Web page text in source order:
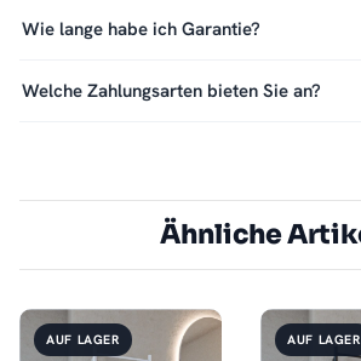
Wie lange habe ich Garantie?
Welche Zahlungsarten bieten Sie an?
Ähnliche
AUF LAGER AUF LAGER